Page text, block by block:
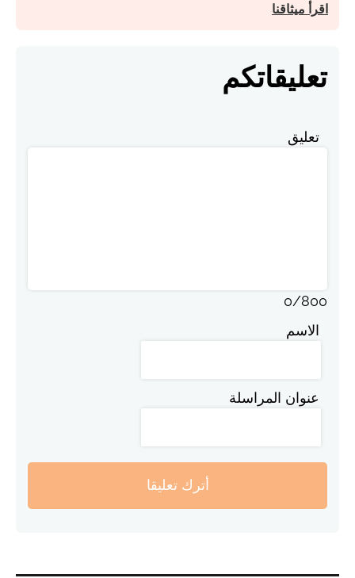
اقرأ ميثاقنا
تعليقاتكم
تعليق
0/800
الاسم
عنوان المراسلة
أترك تعليقا